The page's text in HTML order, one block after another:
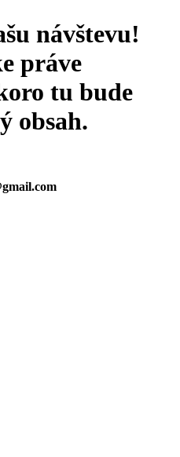
návštevu!
práve
tu bude
obsah.